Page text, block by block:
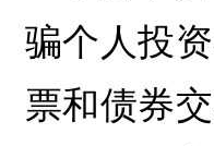
骗个人投
票和债券